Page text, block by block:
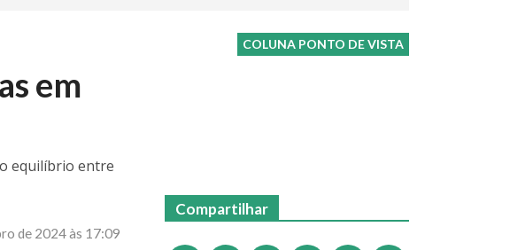
em
COLUNA PONTO DE VISTA
equilíbrio entre
de 2024 às 17:09
Compartilhar